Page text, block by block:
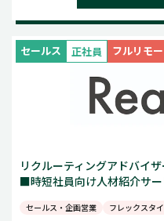
セールス 正社員 フルリモ
リクルーティングアドバイ
■時短社員向け人材紹介サ
セールス・企画営業 フレックスタ